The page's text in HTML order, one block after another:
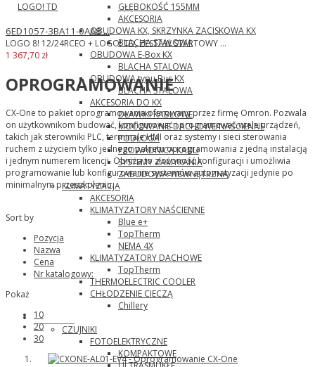
GŁĘBOKOŚĆ 155MM
AKCESORIA
OBUDOWA KX, SKRZYNKA ZACISKOWA KX
BLACHA STALOWA
OBUDOWA E-Box KX
BLACHA STALOWA
OBUDOWA typu Bus KX
BLACHA STALOWA
AKCESORIA DO KX
DŁAWIKI KABLOWE
MOCOWANIE DACHOWE/NAŚCIENNE
PODŁOGA
PROWADNICA KABLI
SYSTEMY ZAMYKANIA
ZABUDOWA WEWNĘTRZNA
KLIMATYZACJA
AKCESORIA
KLIMATYZATORY NAŚCIENNE
Blue e+
TopTherm
NEMA 4X
KLIMATYZATORY DACHOWE
TopTherm
THERMOELECTRIC COOLER
CHŁODZENIE CIECZĄ
Chillery
Panasonic
CZUJNIKI
FOTOELEKTRYCZNE
KOMPAKTOWE
6ED1057-3BA11-0AA8 ...
LOGO 8! 12/24RCEO + LOGO! TD, ZESTAW STARTOWY ...
1 367,70 zł
OPROGRAMOWANIE
CX-One to pakiet oprogramowania oferowany przez firmę Omron. Pozwala
on użytkownikom budować, konfigurować i programować wiele urządzeń,
takich jak sterowniki PLC, terminale HMI oraz systemy i sieci sterowania
ruchem z użyciem tylko jednego pakietu oprogramowania z jedną instalacją
i jednym numerem licencji. Obniża to złożoność konfiguracji i umożliwia
programowanie lub konfigurowanie systemów automatyzacji jedynie po
minimalnym przeszkoleniu.
Sort by
Pozycja
Nazwa
Cena
Nr katalogowy:
Pokaż
10
20
30